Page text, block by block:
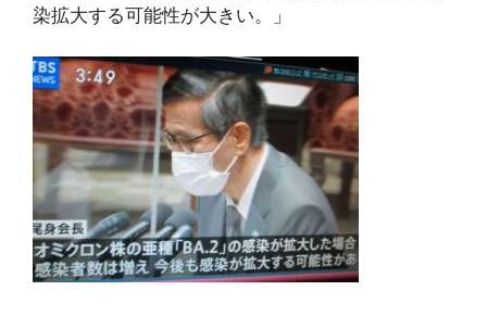
染拡大する可能性が大きい。」